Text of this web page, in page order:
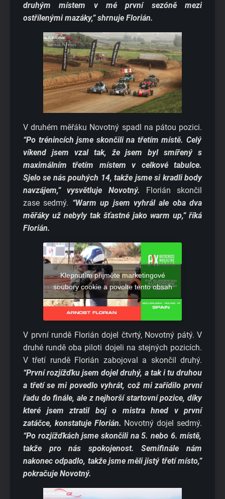
druhým místem v mé první sezóně mezi
ostřílenými mazáky,” shrnuje Florián.
V druhém měřáku Novotný spadl na pátou pozici.
“Po trénincích jsme skončili na třetím místě. Celý
víkend jsem vzal tak, že jsem byl smířený s
maximálním třetím místem v celkové tabulce.
Sjelo se nás pouhých 14, takže jsme si kradli body
navzájem,” vysvětluje Novotný. Florián skončil
zase sedmý. “Warm up jsem vyhrál ale oba dva
měřáky už nebyly tak šťastné jako warm up,” říká
Florián.
Klepnutím přijměte marketingové
soubory cookie a povolte tento obsah
V první rundě Florián dojel čtvrtý, Novotný pátý. V
druhé rundě oba piloti dojeli na stejných pozicích.
V třetí rundě Florián zabojoval a skončil druhý.
“První rozjížďku jsem dojel druhý, a tak i tu druhou
a třetí se mi povedlo vyhrát, což mi zařídilo první
řadu do finále, ale z nejhorší startovní pozice, díky
které jsem ztratil boj o mistra hned v první
zatáčce, konstatuje Florián. Novotný dojel sedmý.
“Po rozjížďkách jsme skončili na 5. nebo 6. místě,
takže pro nás spokojenost. Semifinále nám
nakonec odpadlo, takže jsme měli jistý třetí místo,”
pokračuje Novotný.